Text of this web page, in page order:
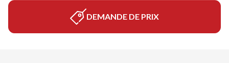
DEMANDE DE PRIX